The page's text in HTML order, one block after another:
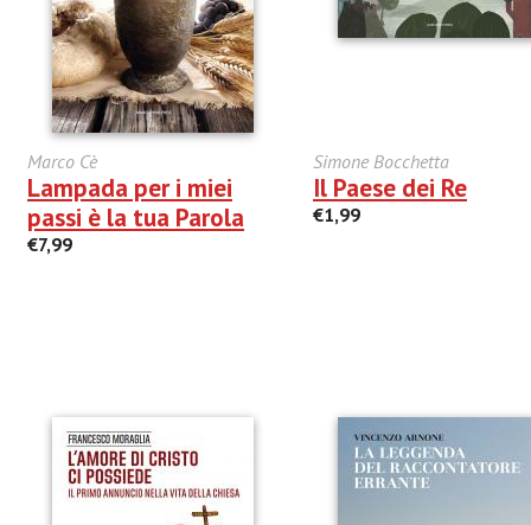
Marco Cè
Lampada per i miei
passi è la tua Parola
€7,99
Simone Bocchetta
Il Paese dei Re
€1,99